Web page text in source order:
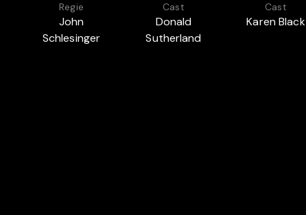
Regie
John
Schlesinger
Cast
Donald
Sutherland
Cast
Karen Black